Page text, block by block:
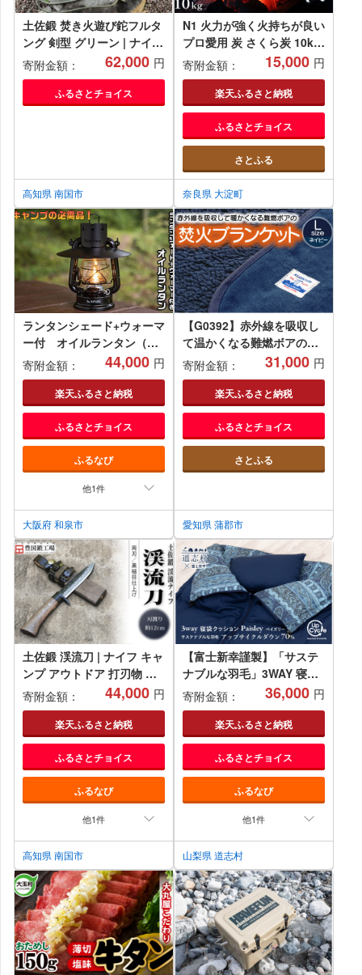
土佐鍛 焚き火遊び鉈フルタ
ング 剣型 グリーン | ナイフ
キャンプ アウトドア 打刃物
土佐 鉈 剣鉈 なた 職人 山林
狩猟 熊 刃物 薪割り ハンド
メイド 釣り 伝統 工芸 高知
寄附金額： 62,000 円
ふるさとチョイス
高知県 南国市
N1 火力が強く火持ちが良い
プロ愛用 炭 さくら炭 10kg
| 炭 オガ 備長炭 燃料 火持
ちが良い 高火力 遠赤外線
長時間燃焼 煙少 白炭 オガ
備長炭 キャンプ BBQ アウ
トドア お花見 キャンプ バ
ーベキュー 薪ストーブ 節電
飲食店 業務用 奈良炭化工業
株式会社 奈良県 大淀町
寄附金額： 15,000 円
楽天ふるさと納税
ふるさとチョイス
さとふる
奈良県 大淀町
ランタンシェード+ウォーマ
ー付 オイルランタン（マ
ットブラック）[FA009-SJ]
寄附金額： 44,000 円
楽天ふるさと納税
ふるさとチョイス
ふるなび
他1件
大阪府 和泉市
【G0392】赤外線を吸収し
て温かくなる難燃ボアの焚
火ブランケット Lサイズ：
配送情報備考 ネイビー
寄附金額： 31,000 円
楽天ふるさと納税
ふるさとチョイス
さとふる
愛知県 蒲郡市
土佐鍛 渓流刀 | ナイフ キャ
ンプ アウトドア 打刃物 土
佐 鉈 剣鉈 なた 職人 山林
狩猟 熊 刃物 薪割り ハンド
メイド 釣り 伝統 工芸 高知
県 南国市
寄附金額： 44,000 円
楽天ふるさと納税
ふるさとチョイス
ふるなび
他1件
高知県 南国市
【富士新幸謹製】「サステ
ナブルな羽毛」3WAY 寝袋
クッション［ペイズリー］
アップサイクルダウン ※着
日指定不可 ふるさと納税 羽
毛 寝具 寝袋 クッション ダ
ウン 寝ぶくろ 3way クッシ
ョン アウトドア 車中泊 枕
山梨県 道志村 送料無料
寄附金額： 36,000 円
楽天ふるさと納税
ふるさとチョイス
ふるなび
他1件
山梨県 道志村